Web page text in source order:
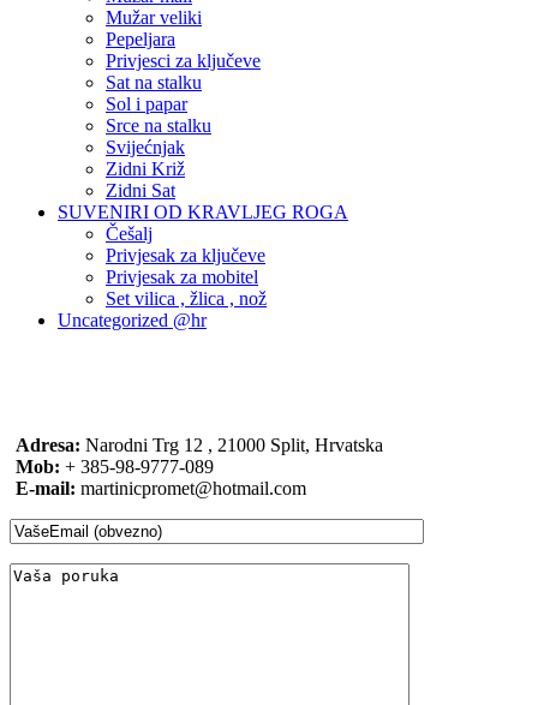
Mužar veliki
Pepeljara
Privjesci za ključeve
Sat na stalku
Sol i papar
Srce na stalku
Svijećnjak
Zidni Križ
Zidni Sat
SUVENIRI OD KRAVLJEG ROGA
Češalj
Privjesak za ključeve
Privjesak za mobitel
Set vilica , žlica , nož
Uncategorized @hr
Adresa: Narodni Trg 12 , 21000 Split, Hrvatska
Mob: + 385-98-9777-089
E-mail: martinicpromet@hotmail.com